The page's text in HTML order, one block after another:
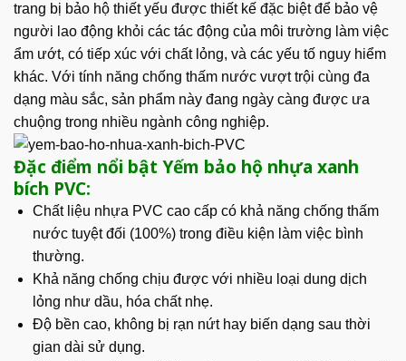
trang bị bảo hộ thiết yếu được thiết kế đặc biệt để bảo vệ
người lao động khỏi các tác động của môi trường làm việc
ẩm ướt, có tiếp xúc với chất lỏng, và các yếu tố nguy hiểm
khác. Với tính năng chống thấm nước vượt trội cùng đa
dạng màu sắc, sản phẩm này đang ngày càng được ưa
chuộng trong nhiều ngành công nghiệp.
Đặc điểm nổi bật Yếm bảo hộ nhựa xanh
bích PVC:
Chất liệu nhựa PVC cao cấp có khả năng chống thấm
nước tuyệt đối (100%) trong điều kiện làm việc bình
thường.
Khả năng chống chịu được với nhiều loại dung dịch
lỏng như dầu, hóa chất nhẹ.
Độ bền cao, không bị rạn nứt hay biến dạng sau thời
gian dài sử dụng.